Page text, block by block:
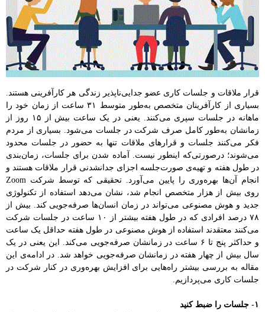
قرار ملاقات و جلسات کاری عضو جدایی‌ناپذیر زندگی هر کارآفرینی هستند.
بسیاری از کارآفرینان متخصص به‌طور متوسط ۳۱ ساعت از زمان خود را
ماهانه در جلسات سپری می‌کنند. یعنی در یک ساعت بیش از ۱۵ روز از
زمانشان به‌طور کامل صرف شرکت در جلسات می‌شود. بسیاری از مردم
فکر می‌کنند جلسات و قرارهای ملاقات‌ تنها به حضور در جلسات محدود
می‌شوند؛ درصورتی‌که اینطور نیست. آماده شدن برای جلسات، زمان‌بندی
در طول هفته و تهیه‌ی صورت‌جلسه اجزای جدانشدنی قرار ملاقات‌ هستند و
انجام آن‌ها بهره‌وری را پایین می‌‌آورد. تحقیقی که توسط شرکت Zoom
روی بیش از هزار متخصص انجام شد، نشان می‌دهد استفاده از تکنولوژی
جدید و هوش‌ مصنوعی می‌تواند در زمان انسان‌ها صرفه‌جویی کند. بیش از
۷۸ درصد افرادی که در طول هفته بیشتر از ۱۰ ساعت در جلسات شرکت
می‌کنند معتقدند استفاده از هوش‌ مصنوعی در طول هفته حداقل یک ساعت
و حداکثر پنج تا ۶ ساعت در زمانشان صرفه‌جویی می‌کند. این یعنی در یک
سال بیش از چهار هفته در زمانشان صرفه‌جویی خواهد شد. در ادامه‌ی این
مقاله‌ به بررسی بیشتر راه‌هایی برای افزایش بهره‌وری در کنار شرکت در
جلسات کاری می‌پردازیم.
۱- جلسات را ضبط کنید